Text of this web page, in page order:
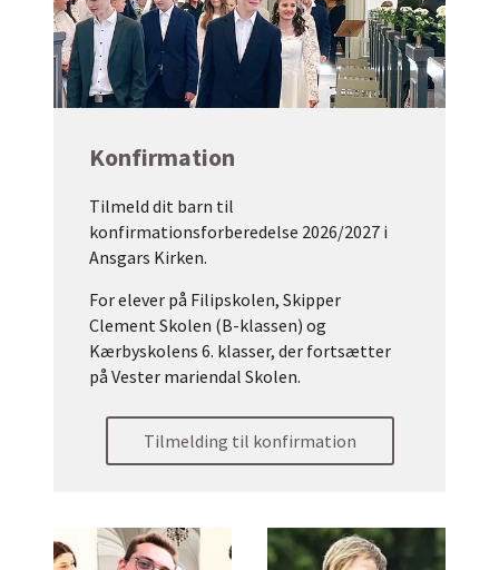
Konfirmation
Tilmeld dit barn til
konfirmationsforberedelse 2026/2027 i
Ansgars Kirken.
For elever på Filipskolen, Skipper
Clement Skolen (B-klassen) og
Kærbyskolens 6. klasser, der fortsætter
på Vester mariendal Skolen.
Tilmelding til konfirmation